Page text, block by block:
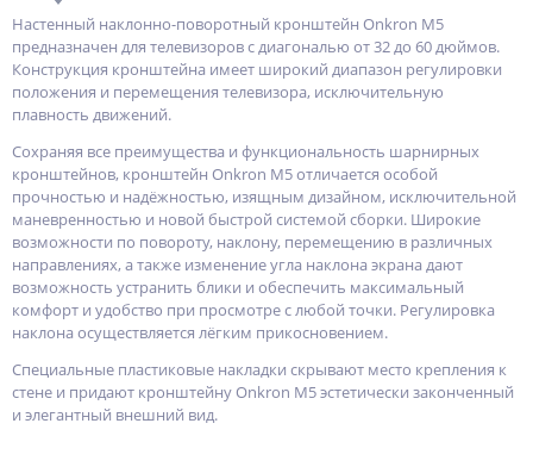
Настенный наклонно-поворотный кронштейн Onkron M5
предназначен для телевизоров с диагональю от 32 до 60 дюймов.
Конструкция кронштейна имеет широкий диапазон регулировки
положения и перемещения телевизора, исключительную
плавность движений.
Сохраняя все преимущества и функциональность шарнирных
кронштейнов, кронштейн Onkron M5 отличается особой
прочностью и надёжностью, изящным дизайном, исключительной
маневренностью и новой быстрой системой сборки. Широкие
возможности по повороту, наклону, перемещению в различных
направлениях, а также изменение угла наклона экрана дают
возможность устранить блики и обеспечить максимальный
комфорт и удобство при просмотре с любой точки. Регулировка
наклона осуществляется лёгким прикосновением.
Специальные пластиковые накладки скрывают место крепления к
стене и придают кронштейну Onkron M5 эстетически законченный
и элегантный внешний вид.